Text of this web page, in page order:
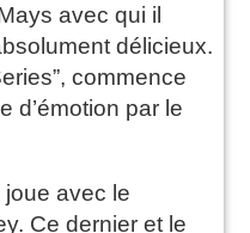
avec qui il
délicieux.
commence
d’émotion par le
avec le
Ce dernier et le